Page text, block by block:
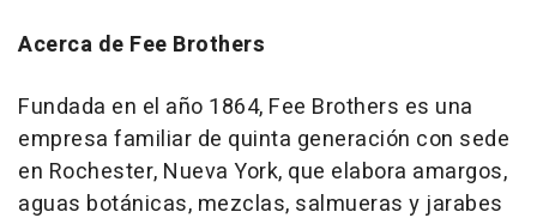
Acerca de Fee Brothers
Fundada en el año 1864, Fee Brothers es una
empresa familiar de quinta generación con sede
en Rochester, Nueva York, que elabora amargos,
aguas botánicas, mezclas, salmueras y jarabes